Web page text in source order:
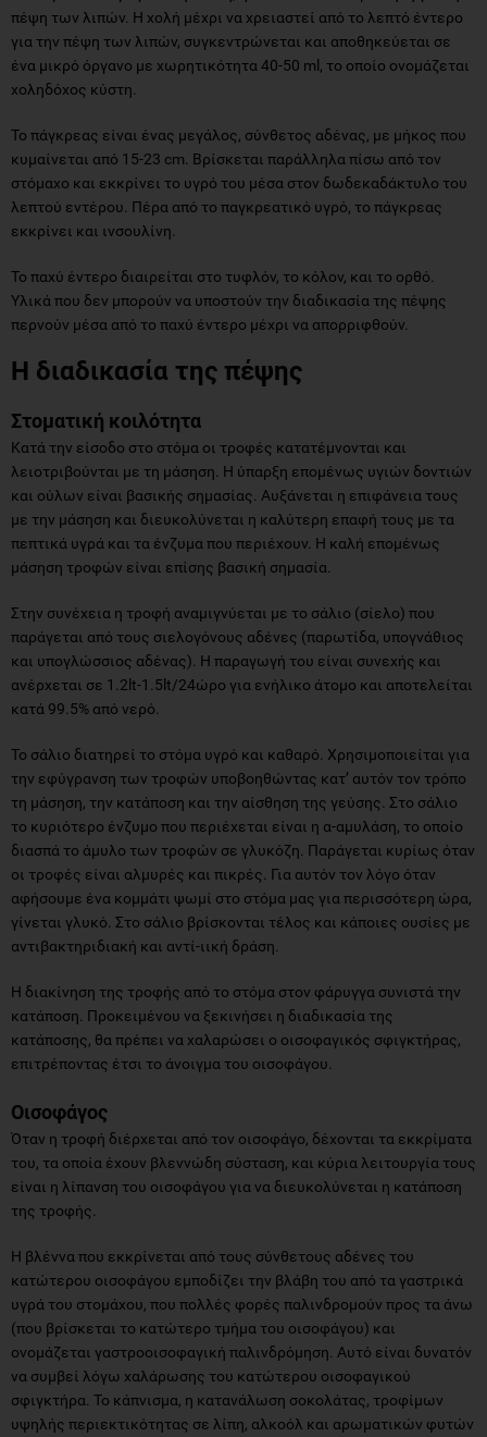
πέψη των λιπών. Η χολή μέχρι να χρειαστεί από το λεπτό έντερο
για την πέψη των λιπών, συγκεντρώνεται και αποθηκεύεται σε
ένα μικρό όργανο με χωρητικότητα 40-50 ml, το οποίο ονομάζεται
χοληδόχος κύστη.
To πάγκρεας είναι ένας μεγάλος, σύνθετος αδένας, με μήκος που
κυμαίνεται από 15-23 cm. Βρίσκεται παράλληλα πίσω από τον
στόμαχο και εκκρίνει το υγρό του μέσα στον δωδεκαδάκτυλο του
λεπτού εντέρου. Πέρα από το παγκρεατικό υγρό, το πάγκρεας
εκκρίνει και ινσουλίνη.
To παχύ έντερο διαιρείται στο τυφλόν, το κόλον, και το ορθό.
Υλικά που δεν μπορούν να υποστούν την διαδικασία της πέψης
περνούν μέσα από το παχύ έντερο μέχρι να απορριφθούν.
Η διαδικασία της πέψης
Στοματική κοιλότητα
Κατά την είσοδο στο στόμα οι τροφές κατατέμνονται και
λειοτριβούνται με τη μάσηση. Η ύπαρξη επομένως υγιών δοντιών
και ούλων είναι βασικής σημασίας. Αυξάνεται η επιφάνεια τους
με την μάσηση και διευκολύνεται η καλύτερη επαφή τους με τα
πεπτικά υγρά και τα ένζυμα που περιέχουν. Η καλή επομένως
μάσηση τροφών είναι επίσης βασική σημασία.
Στην συνέχεια η τροφή αναμιγνύεται με το σάλιο (σίελο) που
παράγεται από τους σιελογόνους αδένες (παρωτίδα, υπογνάθιος
και υπογλώσσιος αδένας). Η παραγωγή του είναι συνεχής και
ανέρχεται σε 1.2lt-1.5lt/24ώρο για ενήλικο άτομο και αποτελείται
κατά 99.5% από νερό.
Το σάλιο διατηρεί το στόμα υγρό και καθαρό. Χρησιμοποιείται για
την εφύγρανση των τροφών υποβοηθώντας κατ’ αυτόν τον τρόπο
τη μάσηση, την κατάποση και την αίσθηση της γεύσης. Στο σάλιο
το κυριότερο ένζυμο που περιέχεται είναι η α-αμυλάση, το οποίο
διασπά το άμυλο των τροφών σε γλυκόζη. Παράγεται κυρίως όταν
οι τροφές είναι αλμυρές και πικρές. Για αυτόν τον λόγο όταν
αφήσουμε ένα κομμάτι ψωμί στο στόμα μας για περισσότερη ώρα,
γίνεται γλυκό. Στο σάλιο βρίσκονται τέλος και κάποιες ουσίες με
αντιβακτηριδιακή και αντί-ιική δράση.
Η διακίνηση της τροφής από το στόμα στον φάρυγγα συνιστά την
κατάποση. Προκειμένου να ξεκινήσει η διαδικασία της
κατάποσης, θα πρέπει να χαλαρώσει ο οισοφαγικός σφιγκτήρας,
επιτρέποντας έτσι το άνοιγμα του οισοφάγου.
Οισοφάγος
Όταν η τροφή διέρχεται από τον οισοφάγο, δέχονται τα εκκρίματα
του, τα οποία έχουν βλεννώδη σύσταση, και κύρια λειτουργία τους
είναι η λίπανση του οισοφάγου για να διευκολύνεται η κατάποση
της τροφής.
Η βλέννα που εκκρίνεται από τους σύνθετους αδένες του
κατώτερου οισοφάγου εμποδίζει την βλάβη του από τα γαστρικά
υγρά του στομάχου, που πολλές φορές παλινδρομούν προς τα άνω
(που βρίσκεται το κατώτερο τμήμα του οισοφάγου) και
ονομάζεται γαστροοισοφαγική παλινδρόμηση. Αυτό είναι δυνατόν
να συμβεί λόγω χαλάρωσης του κατώτερου οισοφαγικού
σφιγκτήρα. Το κάπνισμα, η κατανάλωση σοκολάτας, τροφίμων
υψηλής περιεκτικότητας σε λίπη, αλκοόλ και αρωματικών φυτών